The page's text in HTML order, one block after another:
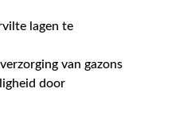
lagen te
van gazons
door